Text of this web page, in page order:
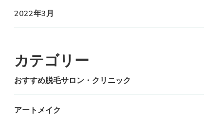
2022年3月
カテゴリー
おすすめ脱毛サロン・クリニック
アートメイク